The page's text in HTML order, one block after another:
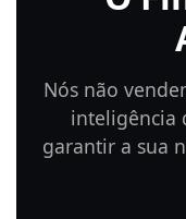
Nós não
inteligência
garantir a sua